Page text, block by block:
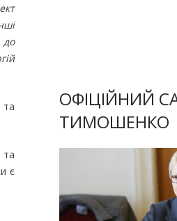
до
та
є
ОФІЦІЙНИЙ
ТИМОШЕНКО